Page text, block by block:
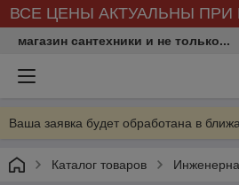
ВСЕ ЦЕНЫ АКТУАЛЬНЫ ПРИ
магазин сантехники и не только...
Ваша заявка будет обработана в
Каталог товаров